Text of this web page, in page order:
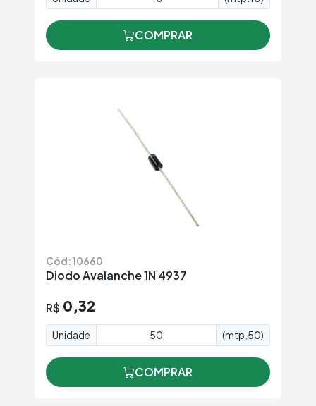
COMPRAR
Cód: 10660
Diodo Avalanche 1N 4937
R$ 0,32
Unidade (mtp.50)
COMPRAR